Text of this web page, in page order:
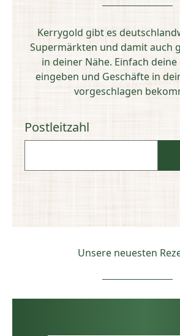
Kerrygold gibt es
Supermärkten und damit auch
in deiner Nähe. Einfach
eingeben und Geschäfte in
vorgeschlagen
Postleitzahl
Unsere neuesten